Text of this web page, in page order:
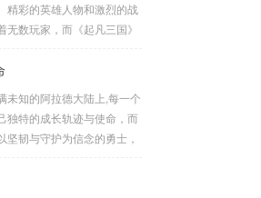
精彩的英雄人物和激烈的战
无数玩家，而《起凡三国》
多三国游戏爱好者的心头
段热血的三国对战之旅。
玩家们构建了一个充满激情
场，你可以化身为三国时期
双全的关羽等，率领自己的
未知的阿拉德大陆上,每一个
独特的成长轨迹与使命，而
坚韧与守护为信念的勇士，
觉醒，绽放出了更为耀眼的